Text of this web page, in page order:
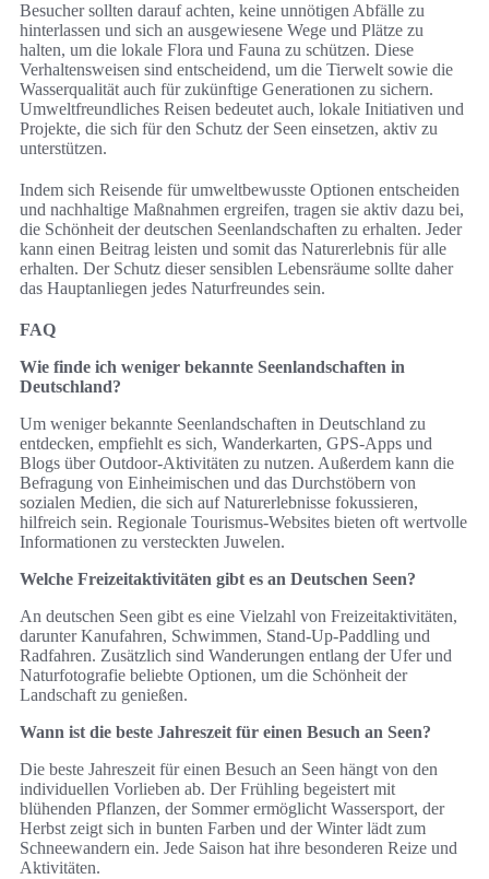
Besucher sollten darauf achten, keine unnötigen Abfälle zu
hinterlassen und sich an ausgewiesene Wege und Plätze zu
halten, um die lokale Flora und Fauna zu schützen. Diese
Verhaltensweisen sind entscheidend, um die Tierwelt sowie die
Wasserqualität auch für zukünftige Generationen zu sichern.
Umweltfreundliches Reisen bedeutet auch, lokale Initiativen und
Projekte, die sich für den Schutz der Seen einsetzen, aktiv zu
unterstützen.
Indem sich Reisende für umweltbewusste Optionen entscheiden
und nachhaltige Maßnahmen ergreifen, tragen sie aktiv dazu bei,
die Schönheit der deutschen Seenlandschaften zu erhalten. Jeder
kann einen Beitrag leisten und somit das Naturerlebnis für alle
erhalten. Der Schutz dieser sensiblen Lebensräume sollte daher
das Hauptanliegen jedes Naturfreundes sein.
FAQ
Wie finde ich weniger bekannte Seenlandschaften in
Deutschland?
Um weniger bekannte Seenlandschaften in Deutschland zu
entdecken, empfiehlt es sich, Wanderkarten, GPS-Apps und
Blogs über Outdoor-Aktivitäten zu nutzen. Außerdem kann die
Befragung von Einheimischen und das Durchstöbern von
sozialen Medien, die sich auf Naturerlebnisse fokussieren,
hilfreich sein. Regionale Tourismus-Websites bieten oft wertvolle
Informationen zu versteckten Juwelen.
Welche Freizeitaktivitäten gibt es an Deutschen Seen?
An deutschen Seen gibt es eine Vielzahl von Freizeitaktivitäten,
darunter Kanufahren, Schwimmen, Stand-Up-Paddling und
Radfahren. Zusätzlich sind Wanderungen entlang der Ufer und
Naturfotografie beliebte Optionen, um die Schönheit der
Landschaft zu genießen.
Wann ist die beste Jahreszeit für einen Besuch an Seen?
Die beste Jahreszeit für einen Besuch an Seen hängt von den
individuellen Vorlieben ab. Der Frühling begeistert mit
blühenden Pflanzen, der Sommer ermöglicht Wassersport, der
Herbst zeigt sich in bunten Farben und der Winter lädt zum
Schneewandern ein. Jede Saison hat ihre besonderen Reize und
Aktivitäten.